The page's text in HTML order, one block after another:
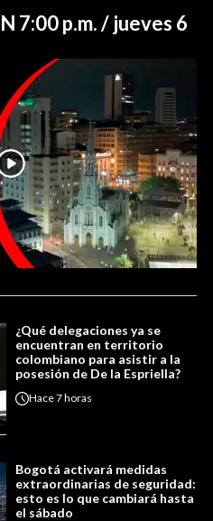
7:00 p.m. / jueves 6
¿Qué delegaciones ya se
encuentran en territorio
colombiano para asistir a la
posesión de De la Espriella?
Hace7 horas
Bogotá activará medidas
extraordinarias de seguridad:
esto es lo que cambiará hasta
el sábado